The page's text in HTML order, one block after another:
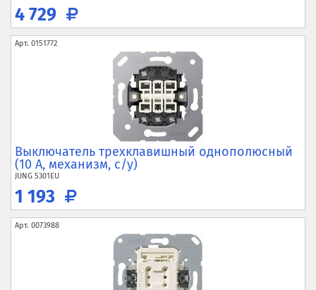
4 729
Арт. 0151772
Выключатель трехклавишный однополюсный
(10 А, механизм, с/у)
JUNG 5301EU
1 193
Арт. 0073988